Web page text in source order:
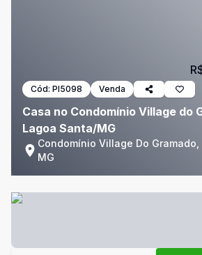
Cód: PI5098 Venda
Casa no Condomínio Village do
Lagoa Santa/MG
Condomínio Village Do
MG